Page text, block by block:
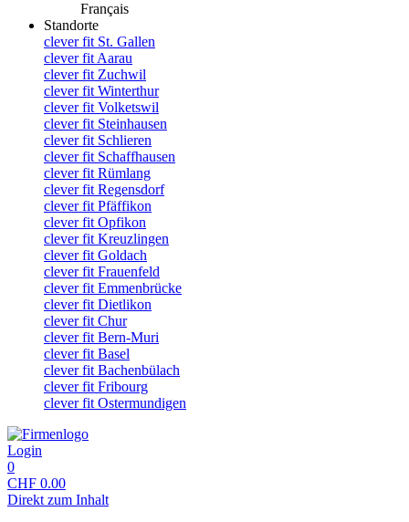
Français
Standorte
clever fit St. Gallen
clever fit Aarau
clever fit Zuchwil
clever fit Winterthur
clever fit Volketswil
clever fit Steinhausen
clever fit Schlieren
clever fit Schaffhausen
clever fit Rümlang
clever fit Regensdorf
clever fit Pfäffikon
clever fit Opfikon
clever fit Kreuzlingen
clever fit Goldach
clever fit Frauenfeld
clever fit Emmenbrücke
clever fit Dietlikon
clever fit Chur
clever fit Bern-Muri
clever fit Basel
clever fit Bachenbülach
clever fit Fribourg
clever fit Ostermundigen
Login
0
CHF 0.00
Direkt zum Inhalt